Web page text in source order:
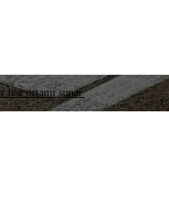
test ortamı sunar.